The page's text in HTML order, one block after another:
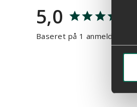
5,0
Baseret på 1 anmeldelser